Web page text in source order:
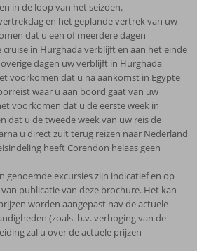
in de loop van het seizoen.
en het geplande vertrek van uw
dat u een of meerdere dagen
in Hurghada verblijft en aan het einde
dagen uw verblijft in Hurghada
voorkomen dat u na aankomst in Egypte
waar u aan boord gaat van uw
voorkomen dat u de eerste week in
dat u de tweede week van uw reis de
u direct zult terug reizen naar Nederland
heeft Corendon helaas geen
genoemde excursies zijn indicatief en op
publicatie van deze brochure. Het kan
worden aangepast nav de actuele
(zoals. b.v. verhoging van de
zal u over de actuele prijzen